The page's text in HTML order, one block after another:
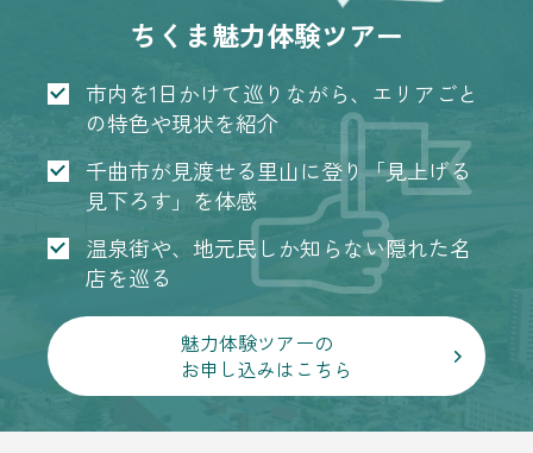
ちくま魅力体験ツアー
市内を1日かけて巡りながら、エリアごと
の特色や現状を紹介
千曲市が見渡せる里山に登り「見上げる
見下ろす」を体感
温泉街や、地元民しか知らない隠れた名
店を巡る
魅力体験ツアーの
お申し込みはこちら